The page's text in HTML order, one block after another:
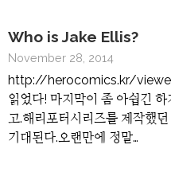
Who is Jake Ellis?
November 28, 2014
http://herocomics.kr/
읽었다! 마지막이 좀 아쉽긴
고.해리포터시리즈를 제작했
기대된다.오랜만에 정말…